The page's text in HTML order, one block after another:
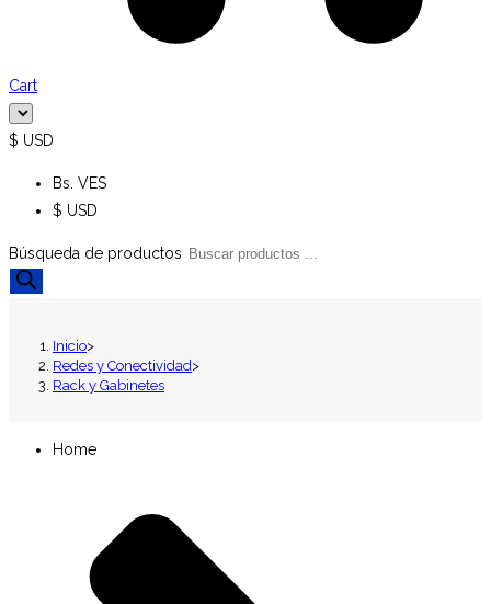
Cart
$ USD
Bs. VES
$ USD
Búsqueda de productos
Inicio>
Redes y Conectividad>
Rack y Gabinetes
Home